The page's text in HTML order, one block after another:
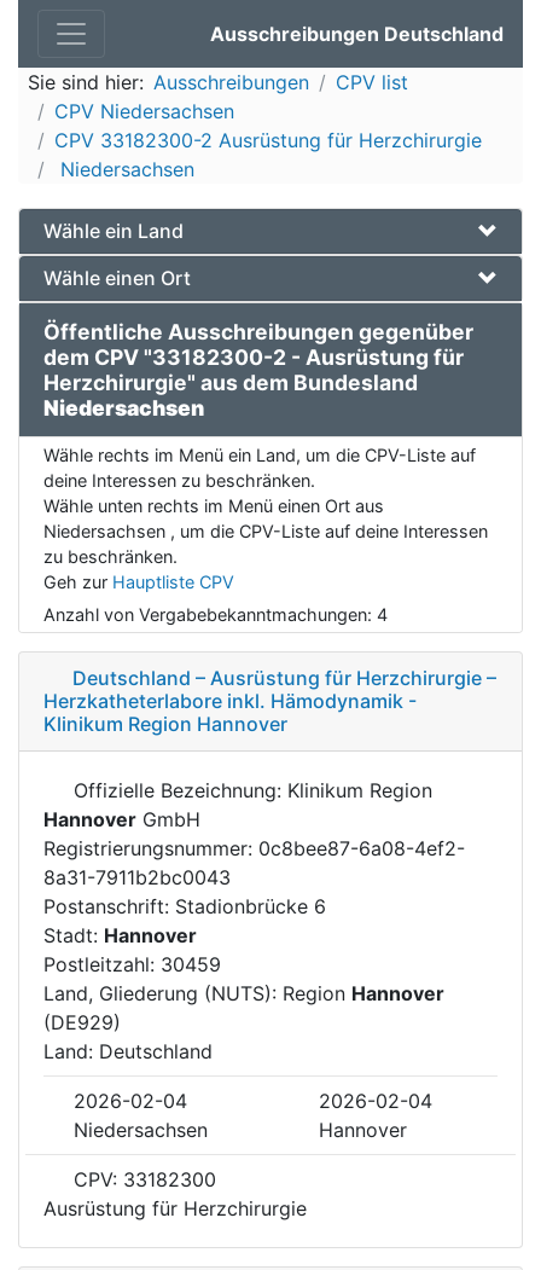
Ausschreibungen Deutschland
Sie sind hier: Ausschreibungen
CPV list
CPV Niedersachsen
CPV 33182300-2 Ausrüstung für Herzchirurgie
Niedersachsen
Wähle ein Land
Wähle einen Ort
Öffentliche Ausschreibungen gegenüber
dem CPV "33182300-2 - Ausrüstung für
Herzchirurgie" aus dem Bundesland
Niedersachsen
Wähle rechts im Menü ein Land, um die CPV-Liste auf
deine Interessen zu beschränken.
Wähle unten rechts im Menü einen Ort aus
Niedersachsen , um die CPV-Liste auf deine Interessen
zu beschränken.
Geh zur Hauptliste CPV
Anzahl von Vergabebekanntmachungen: 4
Deutschland – Ausrüstung für Herzchirurgie –
Herzkatheterlabore inkl. Hämodynamik -
Klinikum Region Hannover
Offizielle Bezeichnung: Klinikum Region
Hannover GmbH
Registrierungsnummer: 0c8bee87-6a08-4ef2-
8a31-7911b2bc0043
Postanschrift: Stadionbrücke 6
Stadt: Hannover
Postleitzahl: 30459
Land, Gliederung (NUTS): Region Hannover
(DE929)
Land: Deutschland
2026-02-04
2026-02-04
Niedersachsen
Hannover
CPV: 33182300
Ausrüstung für Herzchirurgie